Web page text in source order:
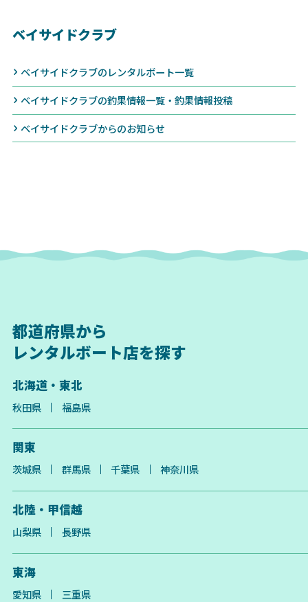
ベイサイドクラブ
ベイサイドクラブのレンタルボート一覧
ベイサイドクラブの釣果情報一覧・釣果情報投稿
ベイサイドクラブからのお知らせ
都道府県から
レンタルボート店を探す
北海道・東北
秋田県 福島県
関東
茨城県 群馬県 千葉県 神奈川県
北陸・甲信越
山梨県 長野県
東海
愛知県 三重県